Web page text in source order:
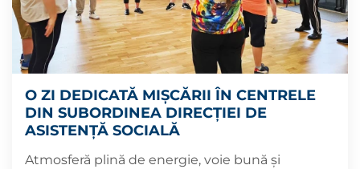
O ZI DEDICATĂ MIȘCĂRII ÎN CENTRELE
DIN SUBORDINEA DIRECȚIEI DE
ASISTENȚĂ SOCIALĂ
Atmosferă plină de energie, voie bună și